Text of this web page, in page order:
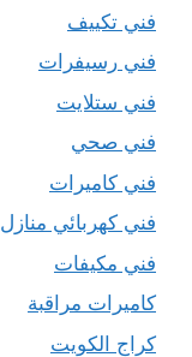
فني تكييف
فني رسيفرات
فني ستلايت
فني صحي
فني كاميرات
فني كهربائي منازل
فني مكيفات
كاميرات مراقبة
كراج الكويت